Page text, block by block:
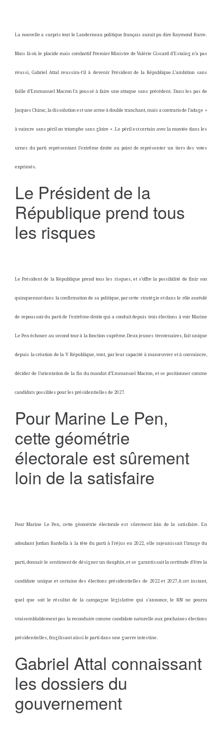
La nouvelle a surpris tout le Landerneau politique français aurait pu dire Raymond Barre.
Mais là où le placide mais combattif Premier Ministre de Valérie Giscard d’Estaing n’a pas
réussi, Gabriel Attal reussira-t’il à devenir Président de la République.L’ambition sans
faille d’Emmanuel Macron l’a poussé à faire une attaque sans précédent. Dans les pas de
Jacques Chirac, la dissolution est une arme à double tranchant, mais a contrario de l’adage »
à vaincre sans péril on triomphe sans gloire « .Le péril est certain avec la montée dans les
urnes du parti représentant l’extrême droite au point de représenter un tiers des votes
exprimés.
Le Président de la
République prend tous
les risques
Le Président de la République prend tous les risques, et s’offre la possibilité de finir son
quinquennat dans la confirmation de sa politique, par cette stratégie et dans le rôle auréolé
de repoussoir du parti de l’extrême-droite qui a conduit depuis trois élections à voir Marine
Le Pen échouer au second tour à la fonction suprême.Deux jeunes trentenaires, fait unique
depuis la création de la V République, vont, par leur capacité à manœuvrer et à convaincre,
décider de l’orientation de la fin du mandat d’Emmanuel Macron, et se positionner comme
candidats possibles pour les présidentielles de 2027.
Pour Marine Le Pen,
cette géométrie
électorale est sûrement
loin de la satisfaire
Pour Marine Le Pen, cette géométrie électorale est sûrement loin de la satisfaire. En
adoubant Jordan Bardella à la tête du parti à Fréjus en 2022, elle rajeunissait l’image du
parti, donnait le sentiment de désigner un dauphin, et se garantissait la certitude d’être la
candidate unique et certaine des élections présidentielles de 2022 et 2027.A cet instant,
quel que soit le résultat de la campagne législative qui s’annonce, le RN ne pourra
vraisemblablement pas la reconduire comme candidate naturelle aux prochaines élections
présidentielles, fragilisant ainsi le parti dans une guerre intestine.
Gabriel Attal connaissant
les dossiers du
gouvernement